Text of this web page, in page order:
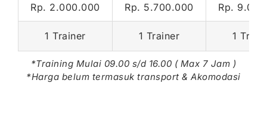
Rp. 2.000.000 Rp. 5.700.000 Rp.
1 Trainer 1 Trainer 1
*Training Mulai 09.00 s/d 16.00 ( Max 7 Jam )
*Harga belum termasuk transport & Akomodasi